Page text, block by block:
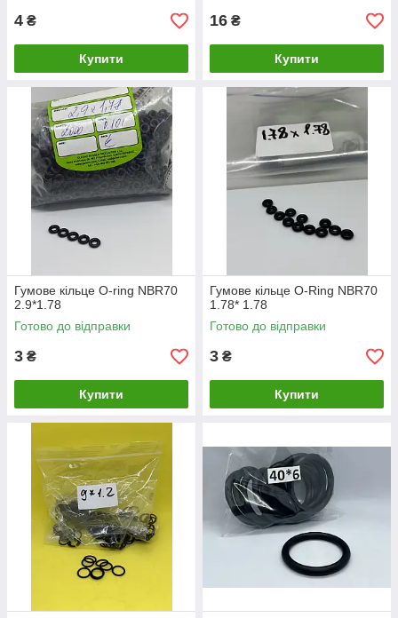
4 ₴
Купити
16 ₴
Купити
Гумове кільце O-ring NBR70
2.9*1.78
Готово до відправки
3 ₴
Купити
Гумове кільце O-Ring NBR70
1.78* 1.78
Готово до відправки
3 ₴
Купити